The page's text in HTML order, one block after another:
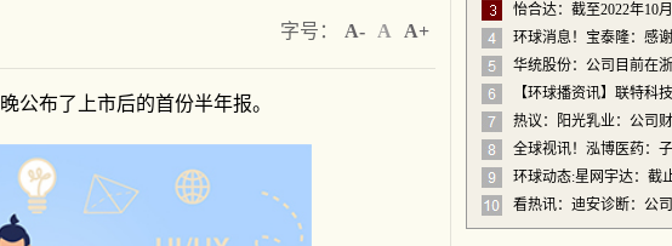
字号： A- A A+
公布了上市后的首份半年报。
怡合达：截至2022年10
环球消息！宝泰隆：感
华统股份：公司目前在
【环球播资讯】联特科
热议：阳光乳业：公司
全球视讯！泓博医药：
环球动态:星网宇达：截
看热讯：迪安诊断：公